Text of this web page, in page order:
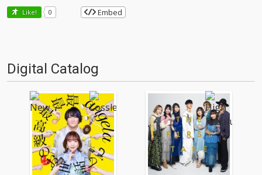
Like! 0 Embed
Digital Catalog